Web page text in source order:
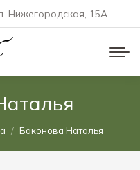
Нижегородская, 15A
Баконова Наталья